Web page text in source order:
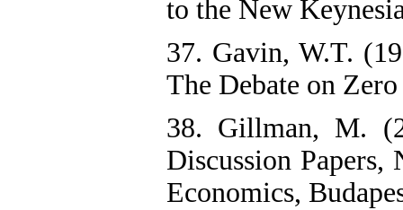
to the New
37. Gavin, W.T.
The Debate on
38. Gillman, M.
Discussion
Economics,